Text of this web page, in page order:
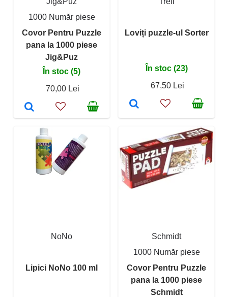
1000 Număr piese
Covor Pentru Puzzle
pana la 1000 piese
Jig&Puz
În stoc (5)
70,00 Lei
Loviți puzzle-ul Sorter
În stoc (23)
67,50 Lei
NoNo
Lipici NoNo 100 ml
Schmidt
1000 Număr piese
Covor Pentru Puzzle
pana la 1000 piese
Schmidt